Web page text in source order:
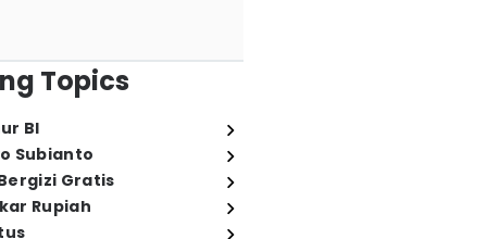
Topics
BI
Subianto
Gratis
Rupiah